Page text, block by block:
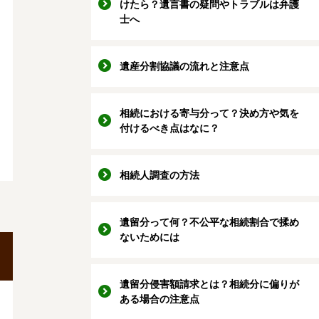
けたら？遺言書の疑問やトラブルは弁護
士へ
遺産分割協議の流れと注意点
相続における寄与分って？決め方や気を
付けるべき点はなに？
相続人調査の方法
遺留分って何？不公平な相続割合で揉め
ないためには
遺留分侵害額請求とは？相続分に偏りが
ある場合の注意点